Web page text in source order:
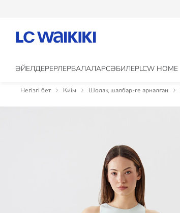
ӘЙЕЛДЕРЕРЛЕРБАЛАЛАРCӘБИЛЕРLCW HOME
Негізгі бет Киім Шолақ шалбар-ге арналған